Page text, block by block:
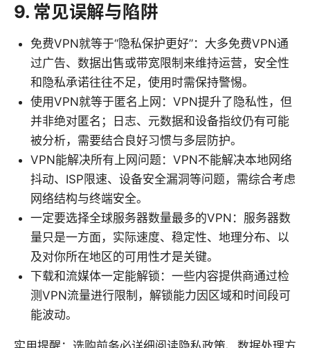
9. 常见误解与陷阱
免费VPN就等于“隐私保护更好”：大多免费VPN通
过广告、数据出售或带宽限制来维持运营，安全性
和隐私承诺往往不足，使用时需保持警惕。
使用VPN就等于匿名上网：VPN提升了隐私性，但
并非绝对匿名；日志、元数据和设备指纹仍有可能
被分析，需要结合良好习惯与多层防护。
VPN能解决所有上网问题：VPN不能解决本地网络
抖动、ISP限速、设备安全漏洞等问题，需综合考虑
网络结构与终端安全。
一定要选择全球服务器数量最多的VPN：服务器数
量只是一方面，实际速度、稳定性、地理分布、以
及对你所在地区的可用性才是关键。
下载和流媒体一定能解锁：一些内容提供商通过检
测VPN流量进行限制，解锁能力因区域和时间段可
能波动。